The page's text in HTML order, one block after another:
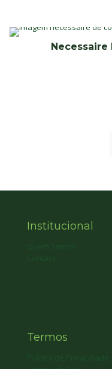
Necessaire
Institucional
Termos